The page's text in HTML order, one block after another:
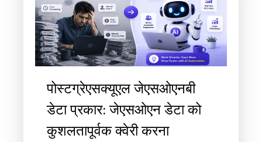
पोस्टग्रेएसक्यूएल जेएसओएनबी
डेटा प्रकार: जेएसओएन डेटा को
कुशलतापूर्वक क्वेरी करना